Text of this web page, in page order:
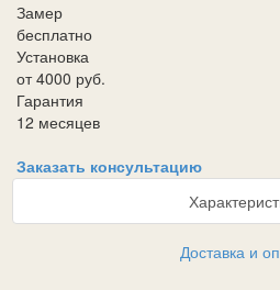
Замер
бесплатно
Установка
от 4000 руб.
Гарантия
12 месяцев
Заказать консультацию
Доставка и